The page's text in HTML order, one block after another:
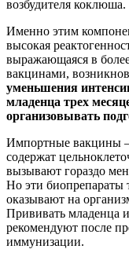
возбудителя коклюша.
Именно этим
высокая
выражающаяся в
вакцинами,
уменьшения
младенца трех
организовывать
Импортные вакцины
содержат
вызывают гораздо
Но эти биопрепараты
оказывают на
Прививать младенца
рекомендуют после
иммунизации.